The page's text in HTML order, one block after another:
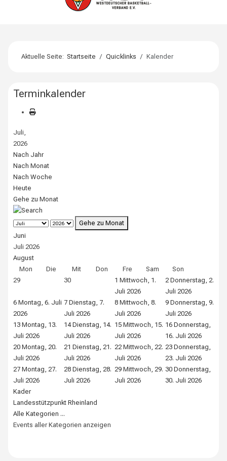
Aktuelle Seite:Startseite Quicklinks Kalender
Terminkalender
Juli,
2026
Nach Jahr
Nach Monat
Nach Woche
Heute
Gehe zu Monat
Gehe zu Monat
Juni
Juli 2026
August
Mon
Die Mit Don Fre Sam
Son
29
30 1 Mittwoch, 1.
Juli 2026
2 Donnerstag, 2.
Juli 2026
6 Montag, 6. Juli
2026
7 Dienstag, 7.
Juli 2026
8 Mittwoch, 8.
Juli 2026
9 Donnerstag, 9.
Juli 2026
13 Montag, 13.
Juli 2026
14 Dienstag, 14.
Juli 2026
15 Mittwoch, 15.
Juli 2026
16 Donnerstag,
16. Juli 2026
20 Montag, 20.
Juli 2026
21 Dienstag, 21.
Juli 2026
22 Mittwoch, 22.
Juli 2026
23 Donnerstag,
23. Juli 2026
27 Montag, 27.
Juli 2026
28 Dienstag, 28.
Juli 2026
29 Mittwoch, 29.
Juli 2026
30 Donnerstag,
30. Juli 2026
Kader
Landesstützpunkt Rheinland
Alle Kategorien ...
Events aller Kategorien anzeigen